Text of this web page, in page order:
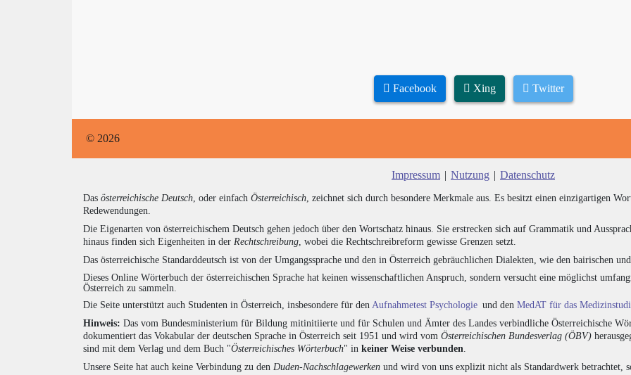
Facebook Xing Twitter
© 2026
Impressum | Nutzung | Datenschutz
Das österreichische Deutsch , oder einfach Österreichisch , zeichnet sich durch besondere Merkmale aus. Es besitzt einen einzigartigen
Redewendungen.
Die Eigenarten von österreichischem Deutsch gehen jedoch über den Wortschatz hinaus. Sie erstrecken sich auf Grammatik und
hinaus finden sich Eigenheiten in der Rechtschreibung , wobei die Rechtschreibreform gewisse Grenzen setzt.
Das österreichische Standarddeutsch ist von der Umgangssprache und den in Österreich gebräuchlichen Dialekten, wie den bairischen
Dieses Online Wörterbuch der österreichischen Sprache hat keinen wissenschaftlichen Anspruch, sondern versucht eine möglichst
Österreich zu sammeln.
Die Seite unterstützt auch Studenten in Österreich, insbesondere für den Aufnahmetest Psychologie und den MedAT für das
Hinweis: Das vom Bundesministerium für Bildung mitinitiierte und für Schulen und Ämter des Landes verbindliche Österreichische
dokumentiert das Vokabular der deutschen Sprache in Österreich seit 1951 und wird vom Österreichischen Bundesverlag (ÖBV)
sind mit dem Verlag und dem Buch "Österreichisches Wörterbuch" in keiner Weise verbunden
Unsere Seite hat auch keine Verbindung zu den Duden-Nachschlagewerken und wird von uns explizit nicht als Standardwerk betrachtet,